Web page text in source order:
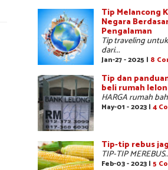
Tip Melancong
Negara
Pengalaman
Tip traveling
dari...
Jan-27 - 2025 | 8
Tip dan
beli rumah
HARGA rumah
May-01 - 2023 | 4
Tip-tip rebus
TIP-TIP
Feb-03 - 2023 | 5